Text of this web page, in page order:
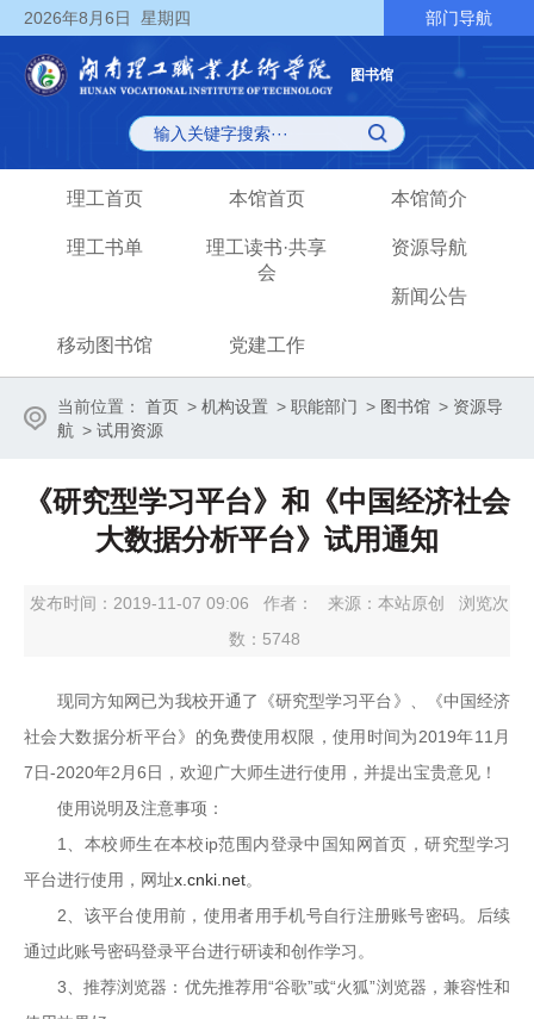
2026年8月6日 星期四 部门导航
图书馆
理工首页 本馆首页 本馆简介
理工书单
理工读书·共享
会
资源导航
新闻公告
移动图书馆 党建工作
当前位置： 首页 > 机构设置 > 职能部门 > 图书馆 > 资源导
航 > 试用资源
《研究型学习平台》和《中国经济社会
大数据分析平台》试用通知
发布时间：2019-11-07 09:06 作者： 来源：本站原创
浏览次
数： 5748
现同方知网已为我校开通了《研究型学习平台》、《中国经济
社会大数据分析平台》的免费使用权限，使用时间为2019年11月
7日-2020年2月6日，欢迎广大师生进行使用，并提出宝贵意见！
使用说明及注意事项：
1、本校师生在本校ip范围内登录中国知网首页，研究型学习
平台进行使用，网址x.cnki.net。
2、该平台使用前，使用者用手机号自行注册账号密码。后续
通过此账号密码登录平台进行研读和创作学习。
3、推荐浏览器：优先推荐用“谷歌”或“火狐”浏览器，兼容性和